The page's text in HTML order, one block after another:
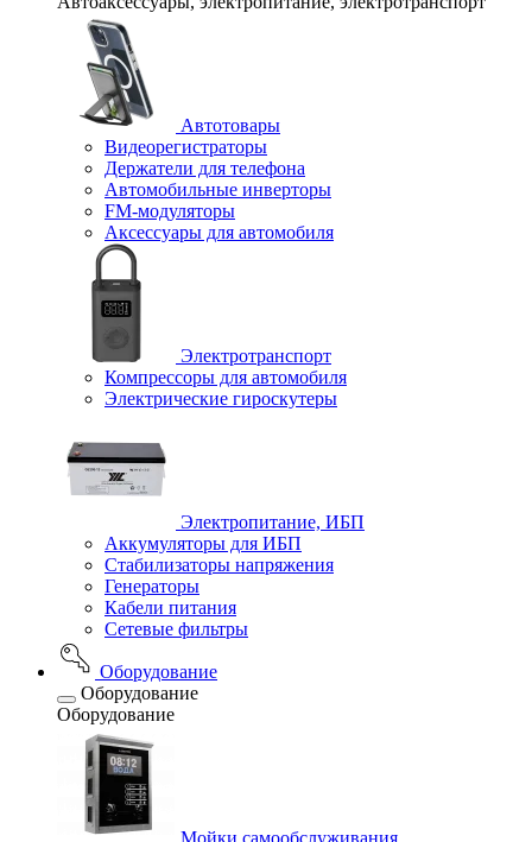
Автотовары
Видеорегистраторы
Держатели для телефона
Автомобильные инверторы
FM-модуляторы
Аксессуары для автомобиля
Электротранспорт
Компрессоры для автомобиля
Электрические гироскутеры
Электропитание, ИБП
Аккумуляторы для ИБП
Стабилизаторы напряжения
Генераторы
Кабели питания
Сетевые фильтры
Оборудование
Оборудование
Оборудование
Мойки самообслуживания